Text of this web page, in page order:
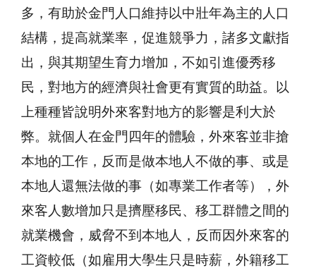
多，有助於金門人口維持以中壯年為主的人口
結構，提高就業率，促進競爭力，諸多文獻指
出，與其期望生育力增加，不如引進優秀移
民，對地方的經濟與社會更有實質的助益。以
上種種皆說明外來客對地方的影響是利大於
弊。就個人在金門四年的體驗，外來客並非搶
本地的工作，反而是做本地人不做的事、或是
本地人還無法做的事（如專業工作者等），外
來客人數增加只是擠壓移民、移工群體之間的
就業機會，威脅不到本地人，反而因外來客的
工資較低（如雇用大學生只是時薪，外籍移工